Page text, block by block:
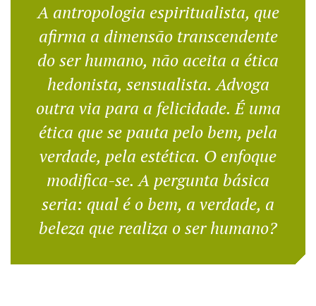
A antropologia espiritualista, que
afirma a dimensão transcendente
do ser humano, não aceita a ética
hedonista, sensualista. Advoga
outra via para a felicidade. É uma
ética que se pauta pelo bem, pela
verdade, pela estética. O enfoque
modifica-se. A pergunta básica
seria: qual é o bem, a verdade, a
beleza que realiza o ser humano?